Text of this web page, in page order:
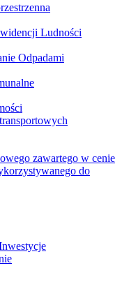
Ludności
Odpadami
zawartego w cenie
do